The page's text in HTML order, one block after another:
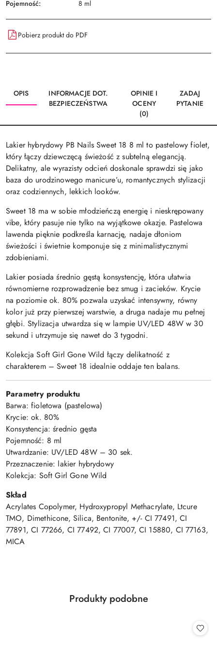
Pojemność: 8 ml
Pobierz produkt do PDF
OPIS
INFORMACJE DOT.
BEZPIECZEŃSTWA
OPINIE I
OCENY
(0)
ZADAJ
PYTANIE
Lakier hybrydowy PB Nails Sweet 18 8 ml to pastelowy fiolet,
który łączy dziewczęcą świeżość z subtelną elegancją.
Delikatny, ale wyrazisty odcień doskonale sprawdzi się jako
baza do urodzinowego manicure’u, romantycznych stylizacji
oraz codziennych, lekkich looków.
Sweet 18 ma w sobie młodzieńczą energię i nieskrępowany
vibe, który pasuje nie tylko na wyjątkowe okazje. Pastelowa
lawenda pięknie podkreśla karnację, nadaje dłoniom
świeżości i świetnie komponuje się z minimalistycznymi
zdobieniami.
Lakier posiada średnio gęstą konsystencję, która ułatwia
równomierne rozprowadzenie bez smug i zacieków. Krycie
na poziomie ok. 80% pozwala uzyskać intensywny, równy
kolor już przy pierwszej warstwie, a druga nadaje mu pełnej
głębi. Stylizacja utwardza się w lampie UV/LED 48W w 30
sekund i utrzymuje się nawet do 3 tygodni.
Kolekcja Soft Girl Gone Wild łączy delikatność z
charakterem – Sweet 18 idealnie oddaje ten balans.
Parametry produktu
Barwa: fioletowa (pastelowa)
Krycie: ok. 80%
Konsystencja: średnio gęsta
Pojemność: 8 ml
Utwardzanie: UV/LED 48W – 30 sek.
Przeznaczenie: lakier hybrydowy
Kolekcja: Soft Girl Gone Wild
Skład
Acrylates Copolymer, Hydroxypropyl Methacrylate, Ltcure
TMO, Dimethicone, Silica, Bentonite, +/- CI 77491, CI
77891, CI 77266, CI 77492, CI 77007, CI 15880, CI 77163,
MICA
Pomiń karuzelę produktów
Produkty
Produkty podobne